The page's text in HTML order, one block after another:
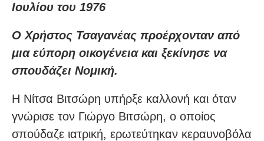
Ιουλίου του 1976
Ο Χρήστος Τσαγανέας προέρχονταν από
μια εύπορη οικογένεια και ξεκίνησε να
σπουδάζει Νομική.
Η Νίτσα Βιτσώρη υπήρξε καλλονή και όταν
γνώρισε τον Γιώργο Βιτσώρη, ο οποίος
σπούδαζε ιατρική, ερωτεύτηκαν κεραυνοβόλα